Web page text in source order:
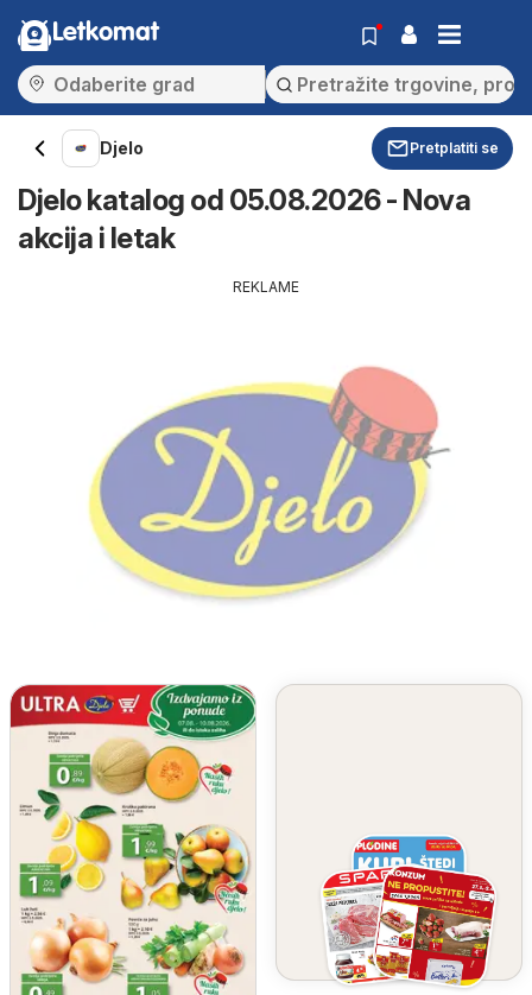
Letkomat
Djelo Pretplatiti se
Djelo katalog od 05.08.2026 - Nova
akcija i letak
REKLAME